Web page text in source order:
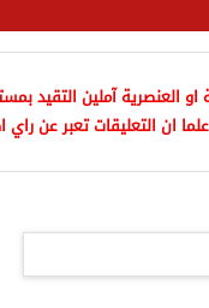
العنصرية آملين التقيد
ان التعليقات تعبر عن